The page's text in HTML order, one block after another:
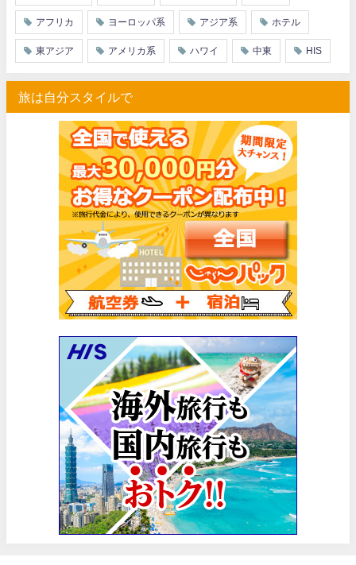
アフリカ ヨーロッパ系 アジア系 ホテル
東アジア アメリカ系 ハワイ 中東 HIS
旅は自分スタイルで